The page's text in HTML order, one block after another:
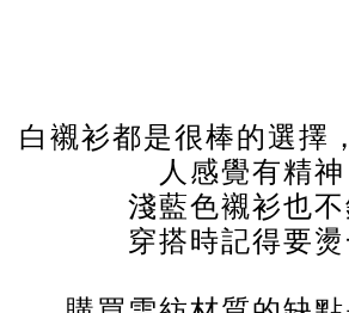
白襯衫都是很棒的選擇
人感覺有精神
淺藍色襯衫也不
穿搭時記得要